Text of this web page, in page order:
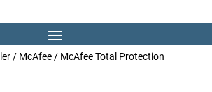
/ McAfee/ McAfee Total Protection